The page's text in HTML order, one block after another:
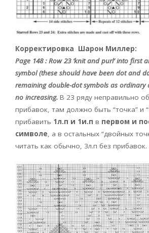
Корректировка Шарон Миллер:
Page 148 : Row 23 ‘knit and purl’ into first
symbol (these should have been dot and
remaining double-dot symbols as ordinary
no increasing. В 23 ряду неправильно
прибавок, там должно быть “точка” и
прибавить 1л.п и 1и.п в первом и
символе, а в остальных “двойных
читать как обычно, 3л.п без прибавок.